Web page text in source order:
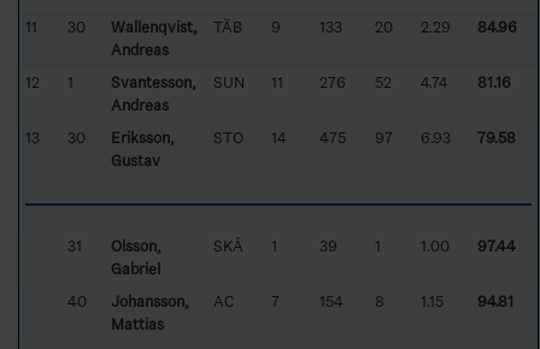
11 30
Wallenqvist,
Andreas
TÄB 9 133 20 2.29 84.96
12 1
Svantesson,
Andreas
SUN 11 276 52 4.74 81.16
13 30
Eriksson,
Gustav
STO 14 475 97 6.93 79.58
31
Olsson,
Gabriel
SKÅ 1 39 1 1.00 97.44
40
Johansson,
Mattias
AC 7 154 8 1.15 94.81